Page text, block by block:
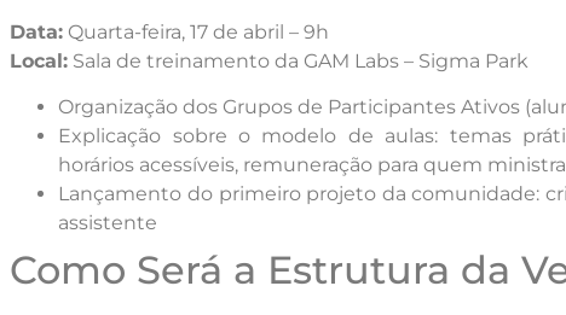
Data: Quarta-feira, 17 de abril – 9h
Local: Sala de treinamento da GAM Labs – Sigma Park
Organização dos Grupos de Participantes Ativos
Explicação sobre o modelo de aulas: temas
horários acessíveis, remuneração para quem
Lançamento do primeiro projeto da comunidade:
assistente
Como Será a Estrutura da